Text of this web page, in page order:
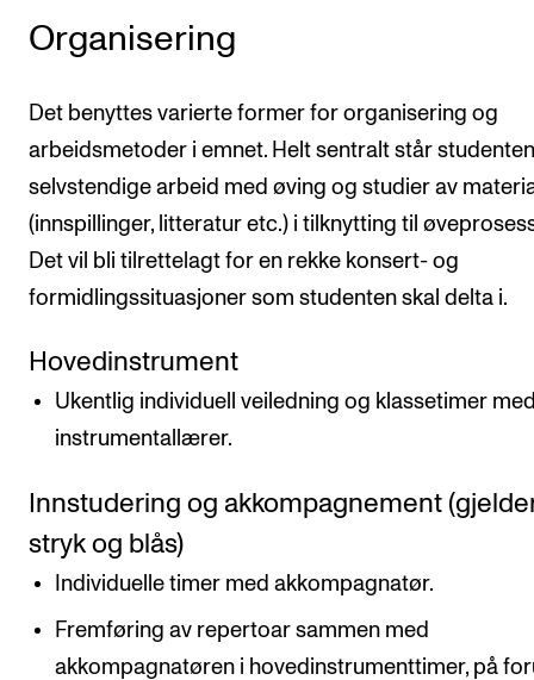
Organisering
Det benyttes varierte former for organisering og
arbeidsmetoder i emnet. Helt sentralt står
selvstendige arbeid med øving og studier av
(innspillinger, litteratur etc.) i tilknytting til
Det vil bli tilrettelagt for en rekke konsert- og
formidlingssituasjoner som studenten skal delta i.
Hovedinstrument
Ukentlig individuell veiledning og klassetimer
instrumentallærer.
Innstudering og akkompagnement
stryk og blås)
Individuelle timer med akkompagnatør.
Fremføring av repertoar sammen med
akkompagnatøren i hovedinstrumenttimer, på